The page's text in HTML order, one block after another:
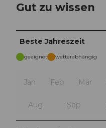
Gut zu wissen
Beste Jahreszeit
geeignet wetterabhängig
Jan Feb Mär
Aug Sep